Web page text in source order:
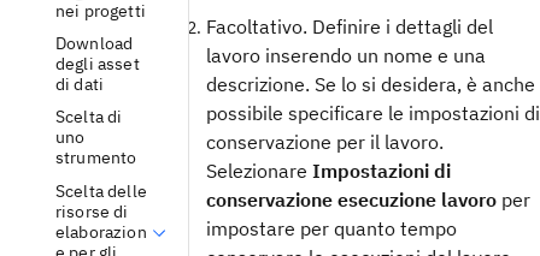
nei progetti
Download
degli asset
di dati
Scelta di
uno
strumento
Scelta delle
risorse di
elaborazion
Facoltativo. Definire i dettagli del
lavoro inserendo un nome e una
descrizione. Se lo si desidera, è anche
possibile specificare le impostazioni di
conservazione per il lavoro.
Selezionare Impostazioni di
conservazione esecuzione lavoroper
impostare per quanto tempo